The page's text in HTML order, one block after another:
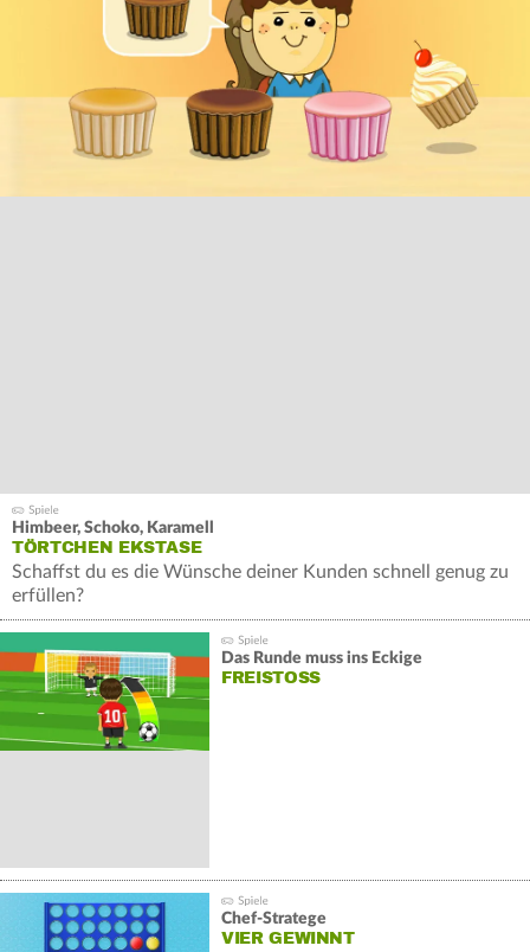
Himbeer, Schoko, Karamell
TÖRTCHEN EKSTASE
Schaffst du es die Wünsche deiner Kunden schnell genug zu
erfüllen?
Himbeer, Schoko, Karamell - Du bist der beste Törtchen-
Das Runde muss ins Eckige
FREISTOSS
Chef-Stratege
VIER GEWINNT